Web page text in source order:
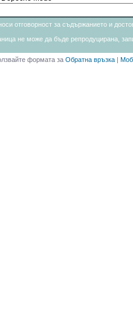
отговорност за съдържанието и
не може да бъде репродуцирана,
формата за Обратна връзка |